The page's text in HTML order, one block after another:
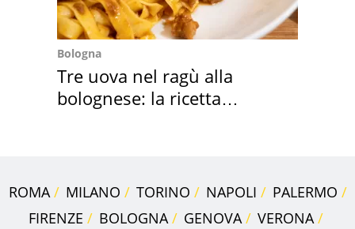
Bologna
Tre uova nel ragù alla
bolognese: la ricetta
ROMA MILANO TORINO NAPOLI
PALERMO
FIRENZE
BOLOGNA GENOVA
VERONA